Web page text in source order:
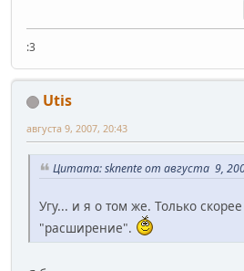
:3
Utis
августа 9, 2007, 20:43
Цитата: sknente от августа 9,
Угу... и я о том же. Только
"расширение".